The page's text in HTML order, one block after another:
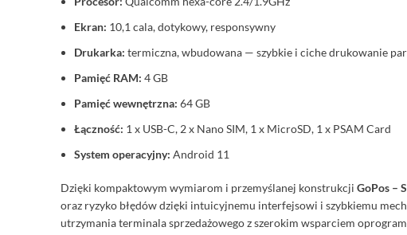
Ekran: 10,1 cala, dotykowy, responsywny
Drukarka: termiczna, wbudowana — szybkie i ciche drukowanie
Pamięć RAM: 4 GB
Pamięć wewnętrzna: 64 GB
Łączność: 1 x USB-C, 2 x Nano SIM, 1 x MicroSD, 1 x PSAM Card
System operacyjny: Android 11
Dzięki kompaktowym wymiarom i przemyślanej konstrukcji GoPos –
oraz ryzyko błędów dzięki intuicyjnemu interfejsowi i szybkiemu
utrzymania terminala sprzedażowego z szerokim wsparciem